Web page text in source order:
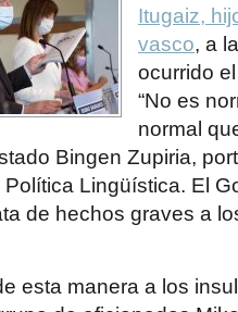
Itugaiz,
vasco, a
ocurrido
“No es
normal
Bingen Zupiria,
Lingüística. El
de hechos graves a
esta manera a los